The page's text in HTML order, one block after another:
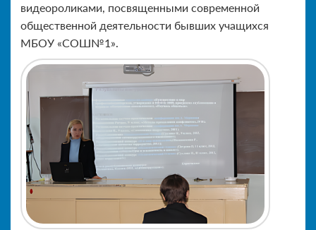
видеороликами, посвященными современной
общественной деятельности бывших учащихся
МБОУ «СОШ№1».